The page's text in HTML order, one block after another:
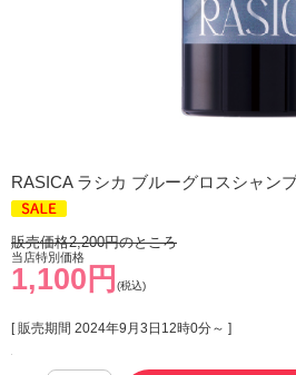
RASICA ラシカ ブルーグロスシャン
販売価格2,200円のところ
当店特別価格
1,100円 (税込)
[ 販売期間 2024年9月3日12時0分～ ]